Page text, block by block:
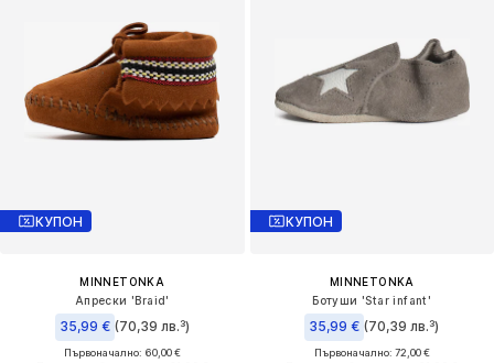
КУПОН
MINNETONKA
Апрески 'Braid'
35,99 € (70,39 лв.³)
Първоначално: 60,00 €
КУПОН
MINNETONKA
Ботуши 'Star infant'
35,99 € (70,39 лв.³)
Първоначално: 72,00 €